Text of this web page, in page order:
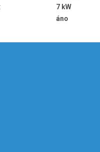
:
7 kW
áno